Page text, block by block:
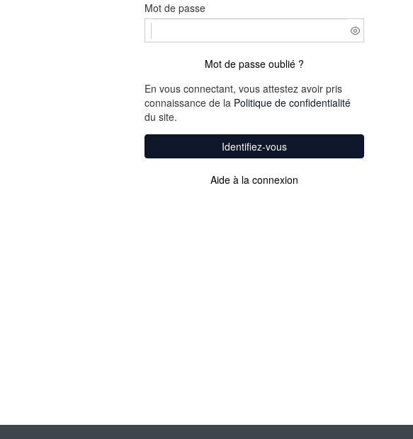
Mot de passe
Mot de passe oublié ?
En vous connectant, vous attestez avoir pris
connaissance de la Politique de confidentialité
du site.
Identifiez-vous
Aide à la connexion